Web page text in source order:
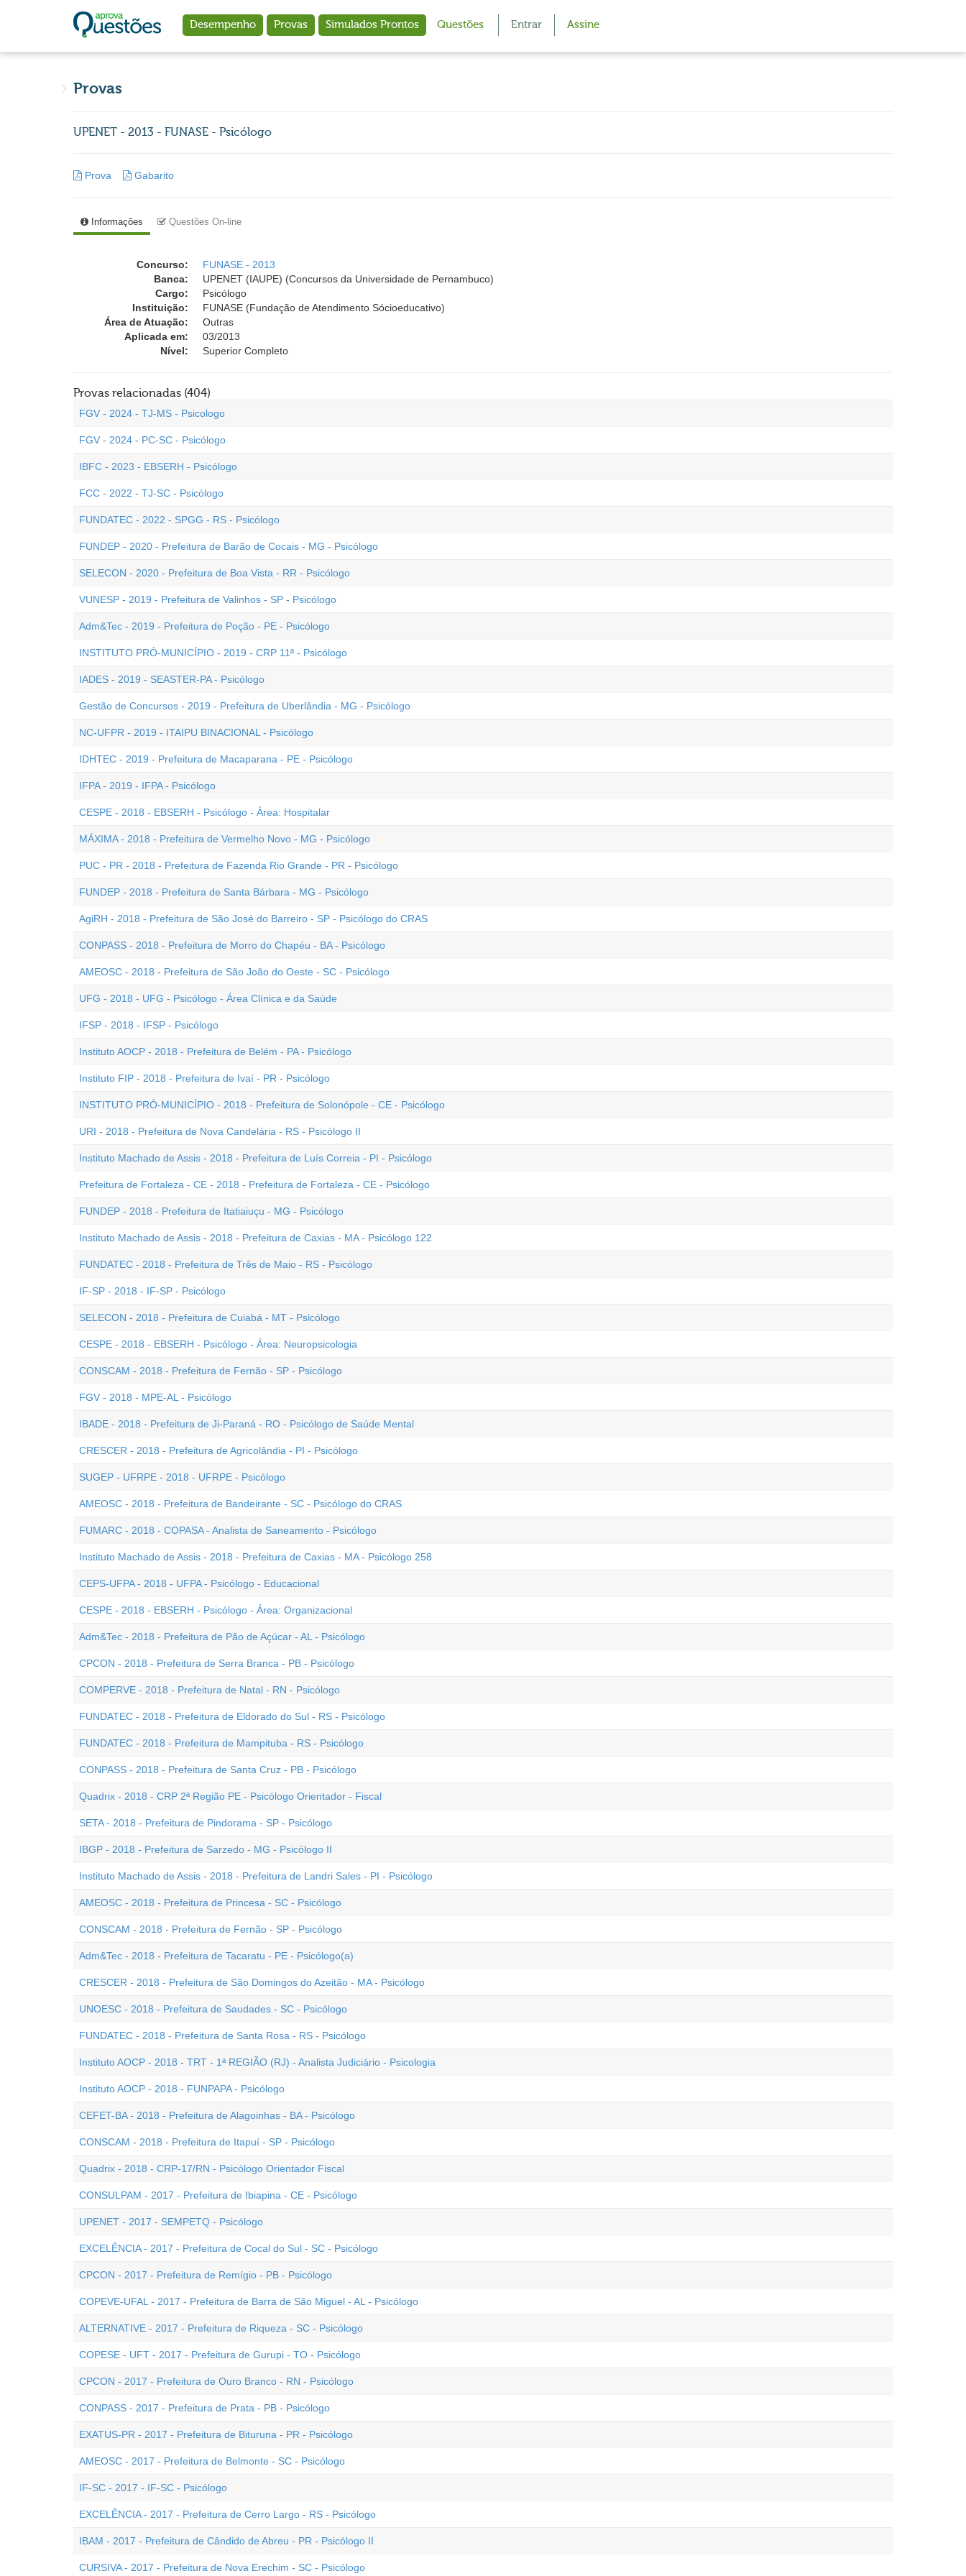
Desempenho Provas Simulados Prontos Questões Entrar Assine
Provas
UPENET - 2013 - FUNASE - Psicólogo
Prova Gabarito
Informações Questões On-line
Concurso:
FUNASE - 2013
Banca:
UPENET (IAUPE) (Concursos da Universidade de Pernambuco)
Cargo:
Psicólogo
Instituição:
FUNASE (Fundação de Atendimento Sócioeducativo)
Área de Atuação:
Outras
Aplicada em:
03/2013
Nível:
Superior Completo
Provas relacionadas (404)
FGV - 2024 - TJ-MS - Psicologo
FGV - 2024 - PC-SC - Psicólogo
IBFC - 2023 - EBSERH - Psicólogo
FCC - 2022 - TJ-SC - Psicólogo
FUNDATEC - 2022 - SPGG - RS - Psicólogo
FUNDEP - 2020 - Prefeitura de Barão de Cocais - MG - Psicólogo
SELECON - 2020 - Prefeitura de Boa Vista - RR - Psicólogo
VUNESP - 2019 - Prefeitura de Valinhos - SP - Psicólogo
Adm&Tec - 2019 - Prefeitura de Poção - PE - Psicólogo
INSTITUTO PRÓ-MUNICÍPIO - 2019 - CRP 11ª - Psicólogo
IADES - 2019 - SEASTER-PA - Psicólogo
Gestão de Concursos - 2019 - Prefeitura de Uberlândia - MG - Psicólogo
NC-UFPR - 2019 - ITAIPU BINACIONAL - Psicólogo
IDHTEC - 2019 - Prefeitura de Macaparana - PE - Psicólogo
IFPA - 2019 - IFPA - Psicólogo
CESPE - 2018 - EBSERH - Psicólogo - Área: Hospitalar
MÁXIMA - 2018 - Prefeitura de Vermelho Novo - MG - Psicólogo
PUC - PR - 2018 - Prefeitura de Fazenda Rio Grande - PR - Psicólogo
FUNDEP - 2018 - Prefeitura de Santa Bárbara - MG - Psicólogo
AgiRH - 2018 - Prefeitura de São José do Barreiro - SP - Psicólogo do CRAS
CONPASS - 2018 - Prefeitura de Morro do Chapéu - BA - Psicólogo
AMEOSC - 2018 - Prefeitura de São João do Oeste - SC - Psicólogo
UFG - 2018 - UFG - Psicólogo - Área Clínica e da Saúde
IFSP - 2018 - IFSP - Psicólogo
Instituto AOCP - 2018 - Prefeitura de Belém - PA - Psicólogo
Instituto FIP - 2018 - Prefeitura de Ivaí - PR - Psicólogo
INSTITUTO PRÓ-MUNICÍPIO - 2018 - Prefeitura de Solonópole - CE - Psicólogo
URI - 2018 - Prefeitura de Nova Candelária - RS - Psicólogo II
Instituto Machado de Assis - 2018 - Prefeitura de Luís Correia - PI - Psicólogo
Prefeitura de Fortaleza - CE - 2018 - Prefeitura de Fortaleza - CE - Psicólogo
FUNDEP - 2018 - Prefeitura de Itatiaiuçu - MG - Psicólogo
Instituto Machado de Assis - 2018 - Prefeitura de Caxias - MA - Psicólogo 122
FUNDATEC - 2018 - Prefeitura de Três de Maio - RS - Psicólogo
IF-SP - 2018 - IF-SP - Psicólogo
SELECON - 2018 - Prefeitura de Cuiabá - MT - Psicólogo
CESPE - 2018 - EBSERH - Psicólogo - Área: Neuropsicologia
CONSCAM - 2018 - Prefeitura de Fernão - SP - Psicólogo
FGV - 2018 - MPE-AL - Psicólogo
IBADE - 2018 - Prefeitura de Ji-Paraná - RO - Psicólogo de Saúde Mental
CRESCER - 2018 - Prefeitura de Agricolândia - PI - Psicólogo
SUGEP - UFRPE - 2018 - UFRPE - Psicólogo
AMEOSC - 2018 - Prefeitura de Bandeirante - SC - Psicólogo do CRAS
FUMARC - 2018 - COPASA - Analista de Saneamento - Psicólogo
Instituto Machado de Assis - 2018 - Prefeitura de Caxias - MA - Psicólogo 258
CEPS-UFPA - 2018 - UFPA - Psicólogo - Educacional
CESPE - 2018 - EBSERH - Psicólogo - Área: Organizacional
Adm&Tec - 2018 - Prefeitura de Pão de Açúcar - AL - Psicólogo
CPCON - 2018 - Prefeitura de Serra Branca - PB - Psicólogo
COMPERVE - 2018 - Prefeitura de Natal - RN - Psicólogo
FUNDATEC - 2018 - Prefeitura de Eldorado do Sul - RS - Psicólogo
FUNDATEC - 2018 - Prefeitura de Mampituba - RS - Psicólogo
CONPASS - 2018 - Prefeitura de Santa Cruz - PB - Psicólogo
Quadrix - 2018 - CRP 2ª Região PE - Psicólogo Orientador - Fiscal
SETA - 2018 - Prefeitura de Pindorama - SP - Psicólogo
IBGP - 2018 - Prefeitura de Sarzedo - MG - Psicólogo II
Instituto Machado de Assis - 2018 - Prefeitura de Landri Sales - PI - Psicólogo
AMEOSC - 2018 - Prefeitura de Princesa - SC - Psicólogo
CONSCAM - 2018 - Prefeitura de Fernão - SP - Psicólogo
Adm&Tec - 2018 - Prefeitura de Tacaratu - PE - Psicólogo(a)
CRESCER - 2018 - Prefeitura de São Domingos do Azeitão - MA - Psicólogo
UNOESC - 2018 - Prefeitura de Saudades - SC - Psicólogo
FUNDATEC - 2018 - Prefeitura de Santa Rosa - RS - Psicólogo
Instituto AOCP - 2018 - TRT - 1ª REGIÃO (RJ) - Analista Judiciário - Psicologia
Instituto AOCP - 2018 - FUNPAPA - Psicólogo
CEFET-BA - 2018 - Prefeitura de Alagoinhas - BA - Psicólogo
CONSCAM - 2018 - Prefeitura de Itapuí - SP - Psicólogo
Quadrix - 2018 - CRP-17/RN - Psicólogo Orientador Fiscal
CONSULPAM - 2017 - Prefeitura de Ibiapina - CE - Psicólogo
UPENET - 2017 - SEMPETQ - Psicólogo
EXCELÊNCIA - 2017 - Prefeitura de Cocal do Sul - SC - Psicólogo
CPCON - 2017 - Prefeitura de Remígio - PB - Psicólogo
COPEVE-UFAL - 2017 - Prefeitura de Barra de São Miguel - AL - Psicólogo
ALTERNATIVE - 2017 - Prefeitura de Riqueza - SC - Psicólogo
COPESE - UFT - 2017 - Prefeitura de Gurupi - TO - Psicólogo
CPCON - 2017 - Prefeitura de Ouro Branco - RN - Psicólogo
CONPASS - 2017 - Prefeitura de Prata - PB - Psicólogo
EXATUS-PR - 2017 - Prefeitura de Bituruna - PR - Psicólogo
AMEOSC - 2017 - Prefeitura de Belmonte - SC - Psicólogo
IF-SC - 2017 - IF-SC - Psicólogo
EXCELÊNCIA - 2017 - Prefeitura de Cerro Largo - RS - Psicólogo
IBAM - 2017 - Prefeitura de Cândido de Abreu - PR - Psicólogo II
CURSIVA - 2017 - Prefeitura de Nova Erechim - SC - Psicólogo